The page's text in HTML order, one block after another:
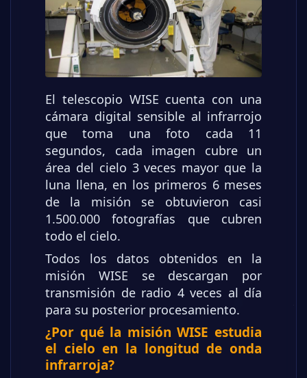
El telescopio WISE cuenta con una
cámara digital sensible al infrarrojo
que toma una foto cada 11
segundos, cada imagen cubre un
área del cielo 3 veces mayor que la
luna llena, en los primeros 6 meses
de la misión se obtuvieron casi
1.500.000 fotografías que cubren
todo el cielo.
Todos los datos obtenidos en la
misión WISE se descargan por
transmisión de radio 4 veces al día
para su posterior procesamiento.
¿Por qué la misión WISE estudia
el cielo en la longitud de onda
infrarroja?